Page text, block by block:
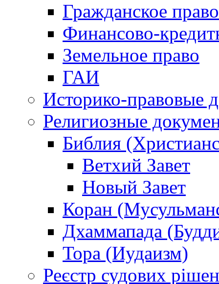
Гражданское право
Финансово-
Земельное право
ГАИ
Историко-правовые
Религиозные
Библия
Ветхий Завет
Новый Завет
Коран
Дхаммапада
Тора (Иудаизм)
Реєстр судових